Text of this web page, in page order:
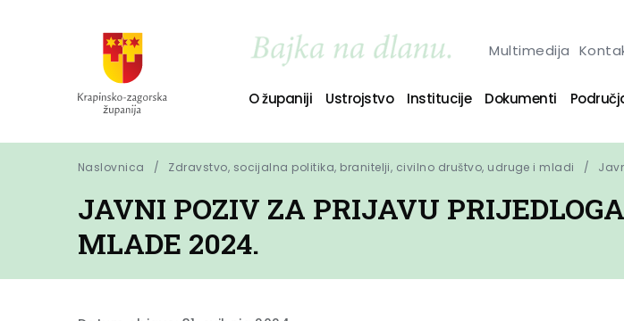
Multimedija
O županiji Ustrojstvo Institucije Dokumenti
Naslovnica Zdravstvo, socijalna politika, branitelji, civilno društvo, udruge i mladi
JAVNI POZIV ZA PRIJAVU
MLADE 2024.